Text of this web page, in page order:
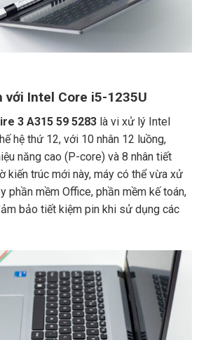
với Intel Core i5-1235U
3 A315 59 5283là vi xử lý Intel
hệ thứ 12, với 10 nhân 12 luồng,
năng cao (P-core) và 8 nhân tiết
kiến trúc mới này, máy có thể vừa xử
phần mềm Office, phần mềm kế toán,
bảo tiết kiệm pin khi sử dụng các